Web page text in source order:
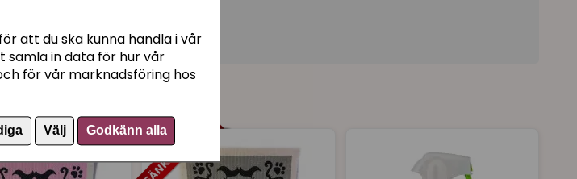
att du ska kunna handla i vår
in data för hur vår
för vår marknadsföring hos
Välj Godkänn alla
Artikelnummer:6586